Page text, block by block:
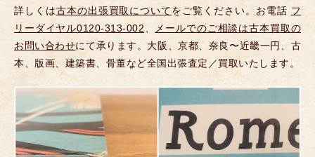
詳しくは古本の出張買取についてをご覧ください。お電話 フ
リーダイヤル0120-313-002、
メールでのご相談は古本買取の
お問い合わせにて承ります。大阪、京都、奈良〜近畿一円、古
本、版画、建築書、骨董など全国出張査定／買取いたします。